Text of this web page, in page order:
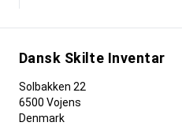
Dansk Skilte Inventar
Solbakken 22
6500 Vojens
Denmark